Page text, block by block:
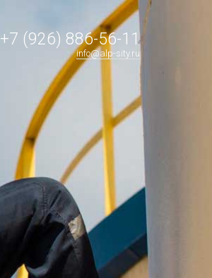
+7 (926) 886-56-11
info@alp-sity.ru